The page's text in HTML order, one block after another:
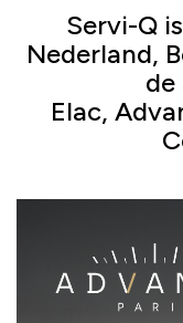
Servi-Q
Nederland,
de
Elac,